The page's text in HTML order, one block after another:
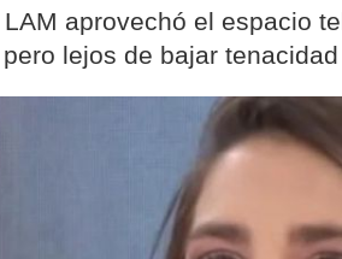
aprovechó el espacio
lejos de bajar